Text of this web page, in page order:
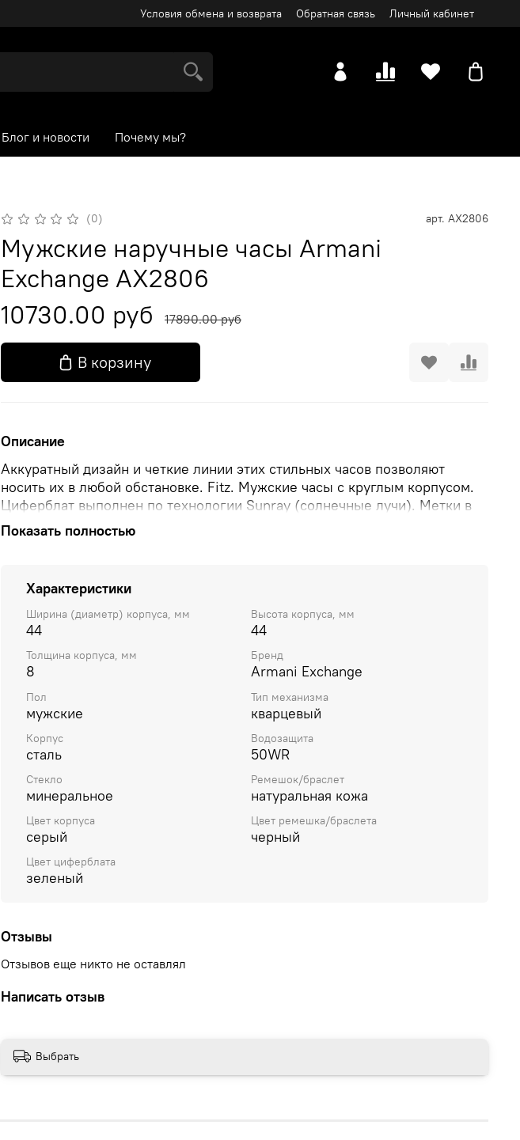
Условия обмена и возврата Обратная связь Личный кабинет
Блог и новости Почему мы?
(0) арт. AX2806
Мужские наручные часы Armani
Exchange AX2806
10730.00 руб
17890.00 руб
В корзину
Описание
Аккуратный дизайн и четкие линии этих стильных часов позволяют
носить их в любой обстановке. Fitz. Мужские часы с круглым корпусом.
Циферблат выполнен по технологии Sunray (солнечные лучи). Метки в
виде штрихов. Ремешок с классической застежкой.
Показать полностью
Характеристики
Ширина (диаметр) корпуса, мм
44
Высота корпуса, мм
44
Толщина корпуса, мм
8
Бренд
Armani Exchange
Пол
мужские
Тип механизма
кварцевый
Корпус
сталь
Водозащита
50WR
Стекло
минеральное
Ремешок/браслет
натуральная кожа
Цвет корпуса
серый
Цвет ремешка/браслета
черный
Цвет циферблата
зеленый
Отзывы
Отзывов еще никто не оставлял
Написать отзыв
Выбрать